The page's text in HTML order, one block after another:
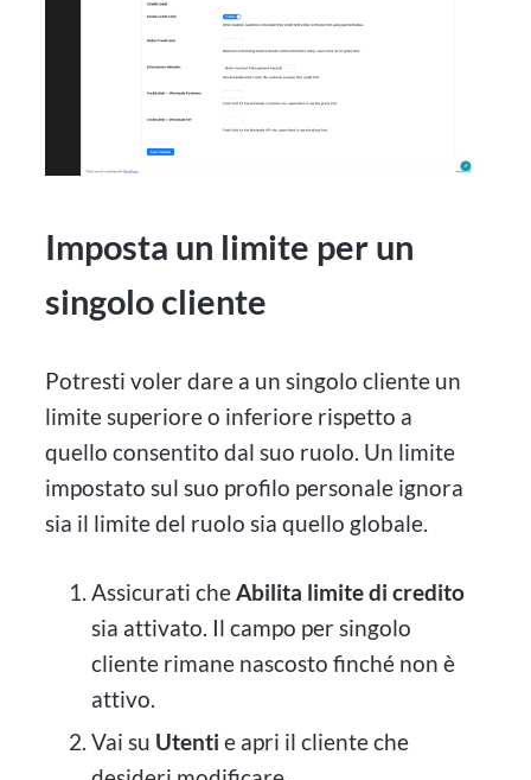
Imposta un limite per un
singolo cliente
Potresti voler dare a un singolo cliente un
limite superiore o inferiore rispetto a
quello consentito dal suo ruolo. Un limite
impostato sul suo profilo personale ignora
sia il limite del ruolo sia quello globale.
Assicurati cheAbilita limite di credito
sia attivato. Il campo per singolo
cliente rimane nascosto finché non è
attivo.
Vai su Utenti e apri il cliente che